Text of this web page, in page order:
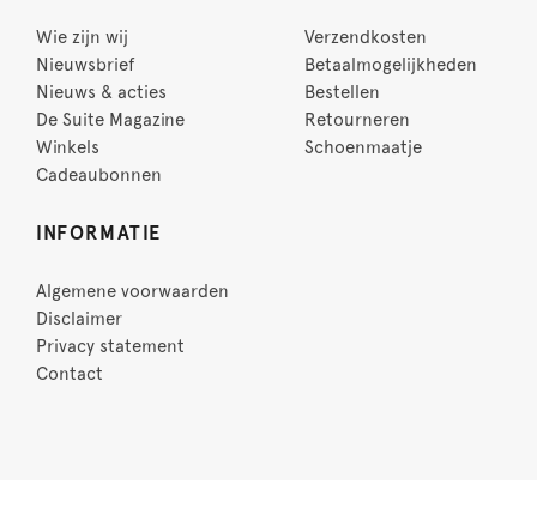
Wie zijn wij
Nieuwsbrief
Nieuws & acties
De Suite Magazine
Winkels
Cadeaubonnen
Verzendkosten
Betaalmogelijkheden
Bestellen
Retourneren
Schoenmaatje
INFORMATIE
Algemene voorwaarden
Disclaimer
Privacy statement
Contact